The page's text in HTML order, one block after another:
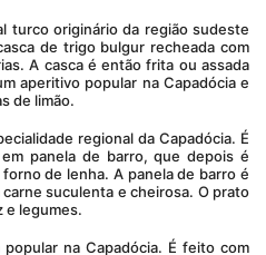
de trigo bulgur recheada com
A casca é então frita ou assada
aperitivo popular na Capadócia e
de limão.
panela de barro, que depois é
de lenha. A panela de barro é
suculenta e cheirosa. O prato
e legumes.